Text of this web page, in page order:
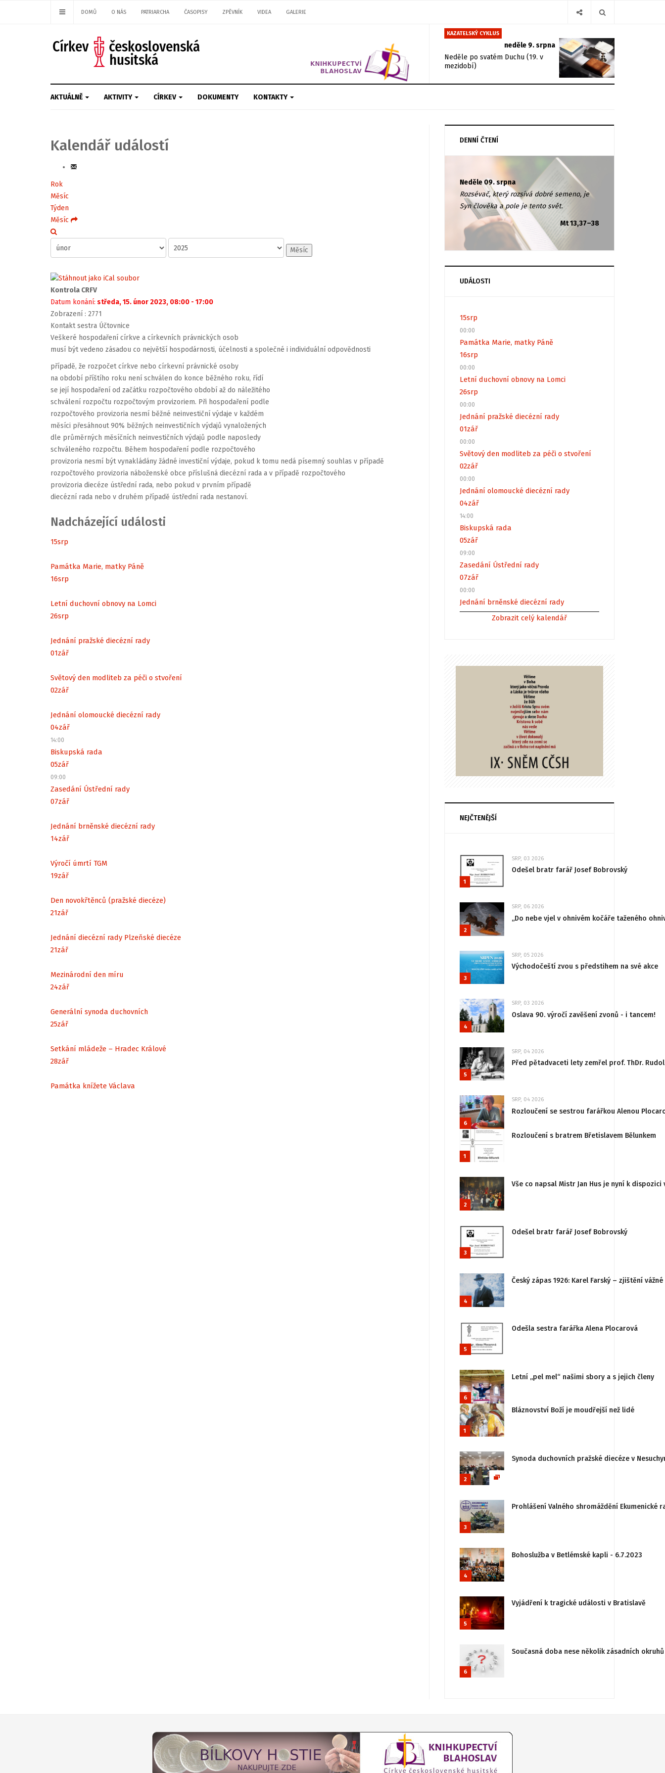
DOMŮ O NÁS PATRIARCHA ČASOPISY ZPĚVNÍK VIDEA GALERIE
KAZATELSKÝ CYKLUS
neděle 9. srpna
Neděle po svatém Duchu (19. v
mezidobí)
AKTUÁLNĚ AKTIVITY CÍRKEV DOKUMENTY KONTAKTY
Kalendář událostí
Rok
Měsíc
Týden
Měsíc
Měsíc
Kontrola CRFV
Datum konání: středa, 15. únor 2023, 08:00 - 17:00
Zobrazení : 2771
Kontaktsestra Účtovnice
Veškeré hospodaření církve a církevníc h právnic kýc h osob
musí být vedeno zásadou co největší hospodárnosti, účelnosti a společné i individuální odpovědnosti
případě, že rozpočet církve nebo církevní právnic ké osoby
na období příštího roku není sc hválen do konce běžného roku, řídí
se její hospodaření od začátku rozpočtového období až do náležitého
sc hválení rozpočtu rozpočtovým provizoriem. Při hospodaření podle
rozpočtového provizoria nesmí běžné neinvestiční výdaje v každém
měsíci přesáhnout 90% běžnýc h neinvestičníc h výdajů vynaloženýc h
dle průměrnýc h měsíčníc h neinvestičníc h výdajů podle naposledy
sc hváleného rozpočtu. Během hospodaření podle rozpočtového
provizoria nesmí být vynakládány žádné investiční výdaje, pokud k tomu nedá písemný souhlas v případě
rozpočtového provizoria náboženské obce příslušná diecézní rada a v případě rozpočtového
provizoria diecéze ústřední rada, nebo pokud v prvním případě
diecézní rada nebo v druhém případě ústřední rada nestanoví.
Nadcházející události
15srp
Památka Marie, matky Páně
16srp
Letní duchovní obnovy na Lomci
26srp
Jednání pražské diecézní rady
01zář
Světový den modliteb za péči o stvoření
02zář
Jednání olomoucké diecézní rady
04zář
14:00
Biskupská rada
05zář
09:00
Zasedání Ústřední rady
07zář
Jednání brněnské diecézní rady
14zář
Výročí úmrtí TGM
19zář
Den novokřtěnců (pražské diecéze)
21zář
Jednání diecézní rady Plzeňské diecéze
21zář
Mezinárodní den míru
24zář
Generální synoda duchovních
25zář
Setkání mládeže – Hradec Králové
28zář
Památka knížete Václava
DENNÍ ČTENÍ
Neděle 09. srpna
Rozsévač, který rozsívá dobré semeno, je
Syn člověka a pole je tento svět.
Mt 13,37–38
UDÁLOSTI
15srp
00:00
Památka Marie, matky Páně
16srp
00:00
Letní duchovní obnovy na Lomci
26srp
00:00
Jednání pražské diecézní rady
01zář
00:00
Světový den modliteb za péči o stvoření
02zář
00:00
Jednání olomoucké diecézní rady
04zář
14:00
Biskupská rada
05zář
09:00
Zasedání Ústřední rady
07zář
00:00
Jednání brněnské diecézní rady
Zobrazit celý kalendář
NEJČTENĚJŠÍ
1
SRP, 03 2026
Odešel bratr farář Josef Bobrovský
2
SRP, 06 2026
„Do nebe vjel v ohnivém kočáře taženého
3
SRP, 05 2026
Východočeští zvou s předstihem na své akce
4
SRP, 03 2026
Oslava 90. výročí zavěšení zvonů - i tancem!
5
SRP, 04 2026
Před pětadvaceti lety zemřel prof. ThDr.
6
SRP, 04 2026
Rozloučení se sestrou farářkou Alenou
1
Rozloučení s bratrem Břetislavem Bělunkem
2
Vše co napsal Mistr Jan Hus je nyní k
3
Odešel bratr farář Josef Bobrovský
4
Český zápas 1926: Karel Farský – zjištění
5
Odešla sestra farářka Alena Plocarová
6
Letní „pel mel“ našimi sbory a s jejich členy
1
Bláznovství Boží je moudřejší než lidé
2
Synoda duchovních pražské diecéze v
3
Prohlášení Valného shromáždění
4
Bohoslužba v Betlémské kapli - 6.7.2023
5
Vyjádření k tragické události v Bratislavě
6
Současná doba nese několik zásadních